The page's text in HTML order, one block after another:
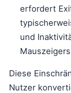
erfordert
und
Diese
Nutzer